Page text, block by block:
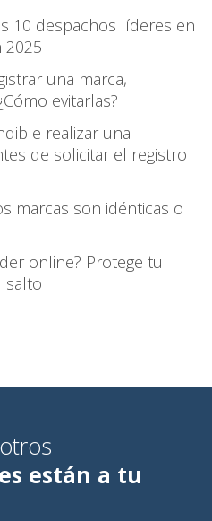
10 despachos líderes en
2025
una marca,
evitarlas?
realizar una
de solicitar el registro
marcas son idénticas o
online? Protege tu
salto
están a tu